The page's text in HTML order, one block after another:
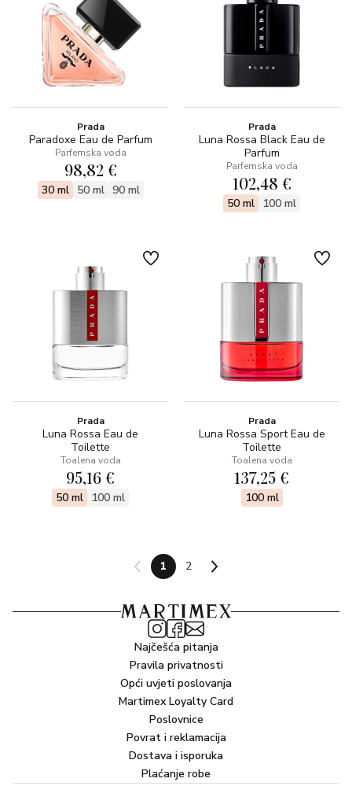
Prada
Paradoxe Eau de Parfum
Parfemska voda
98,82 €
30 ml 50 ml 90 ml
Prada
Luna Rossa Black Eau de
Parfum
Parfemska voda
102,48 €
50 ml 100 ml
Prada
Luna Rossa Eau de
Toilette
Toalena voda
95,16 €
50 ml 100 ml
Prada
Luna Rossa Sport Eau de
Toilette
Toalena voda
137,25 €
100 ml
1 2
Najčešća pitanja
Pravila privatnosti
Opći uvjeti poslovanja
Martimex Loyalty Card
Poslovnice
Povrat i reklamacija
Dostava i isporuka
Plaćanje robe